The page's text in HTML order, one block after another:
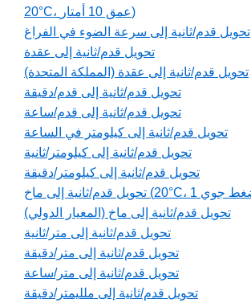
20°C، عمق 10 أمتار)
تحويل قدم/ثانية إلى سرعة الضوء في الفراغ
تحويل قدم/ثانية إلى عقدة
تحويل قدم/ثانية إلى عقدة (المملكة المتحدة)
تحويل قدم/ثانية إلى قدم/دقيقة
تحويل قدم/ثانية إلى قدم/ساعة
تحويل قدم/ثانية إلى كيلومتر في الساعة
تحويل قدم/ثانية إلى كيلومتر/ثانية
تحويل قدم/ثانية إلى كيلومتر/دقيقة
تحويل قدم/ثانية إلى ماخ (المعيار الدولي)
تحويل قدم/ثانية إلى متر/ثانية
تحويل قدم/ثانية إلى متر/دقيقة
تحويل قدم/ثانية إلى متر/ساعة
تحويل قدم/ثانية إلى ملليمتر/دقيقة